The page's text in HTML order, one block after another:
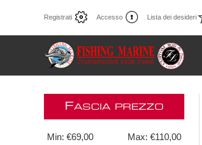
Registrati Accesso Lista dei desideri
FASCIA PREZZO
Min: €69,00 Max: €110,00